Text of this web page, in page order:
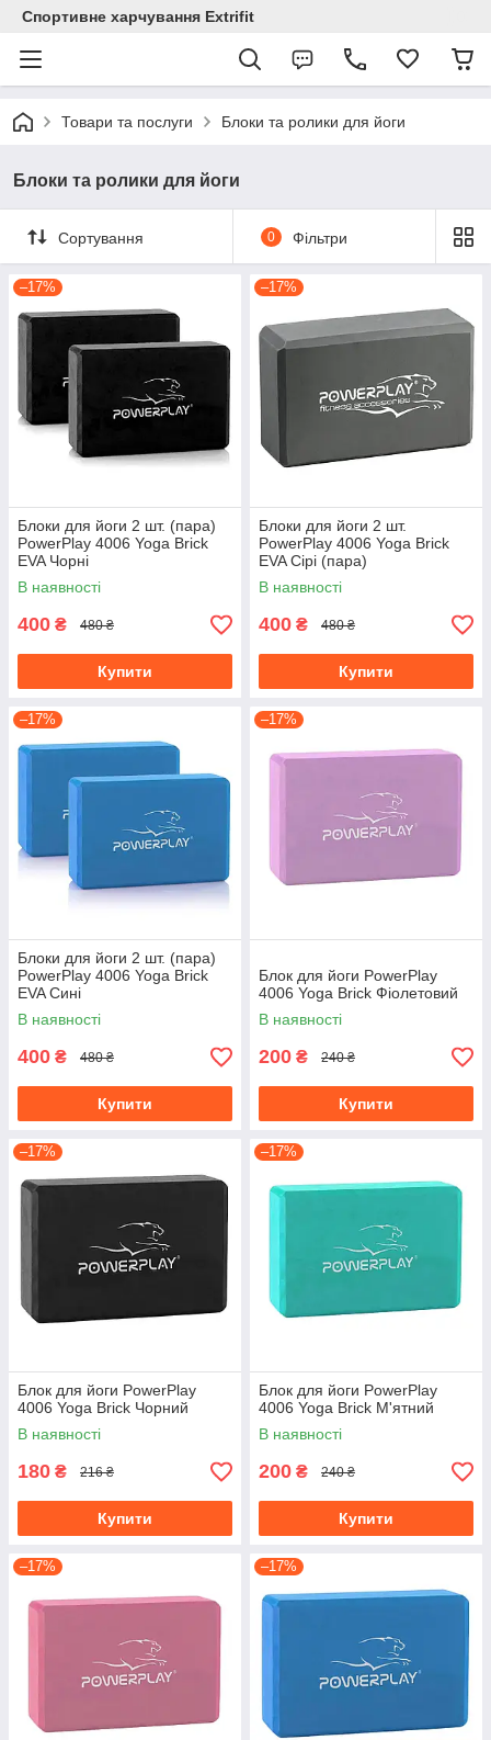
Спортивне харчування Extrifit
Товари та послуги Блоки та ролики для йоги
Блоки та ролики для йоги
Сортування 0 Фільтри
–17%
Блоки для йоги 2 шт. (пара)
PowerPlay 4006 Yoga Brick
EVA Чорні
В наявності
400 ₴ 480 ₴
Купити
–17%
Блоки для йоги 2 шт.
PowerPlay 4006 Yoga Brick
EVA Сірі (пара)
В наявності
400 ₴ 480 ₴
Купити
–17%
Блоки для йоги 2 шт. (пара)
PowerPlay 4006 Yoga Brick
EVA Сині
В наявності
400 ₴ 480 ₴
Купити
–17%
Блок для йоги PowerPlay
4006 Yoga Brick Фіолетовий
В наявності
200 ₴ 240 ₴
Купити
–17%
Блок для йоги PowerPlay
4006 Yoga Brick Чорний
В наявності
180 ₴ 216 ₴
Купити
–17%
Блок для йоги PowerPlay
4006 Yoga Brick М'ятний
В наявності
200 ₴ 240 ₴
Купити
–17% –17%